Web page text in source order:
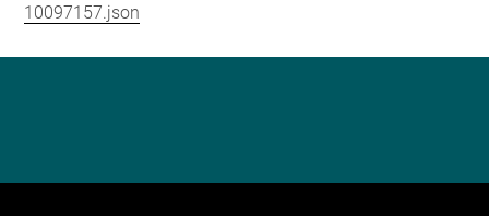
10097157.json